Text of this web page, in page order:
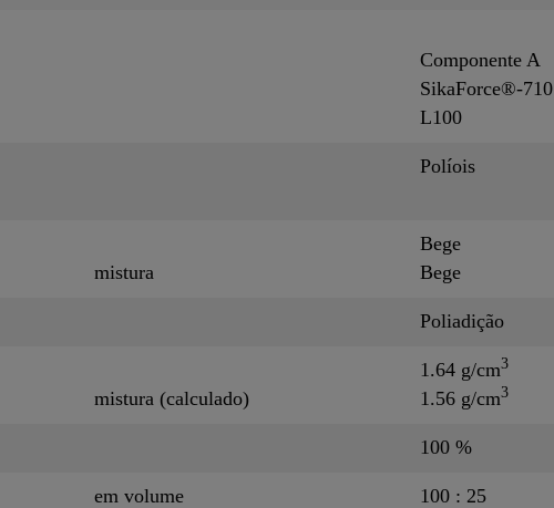
Componente A
SikaForce®-710
L100
Políois
mistura
Bege
Bege
Poliadição
mistura (calculado)
1.64 g/cm3
1.56 g/cm3
100 %
em volume
100 : 25